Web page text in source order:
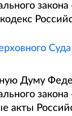
Думу
акты